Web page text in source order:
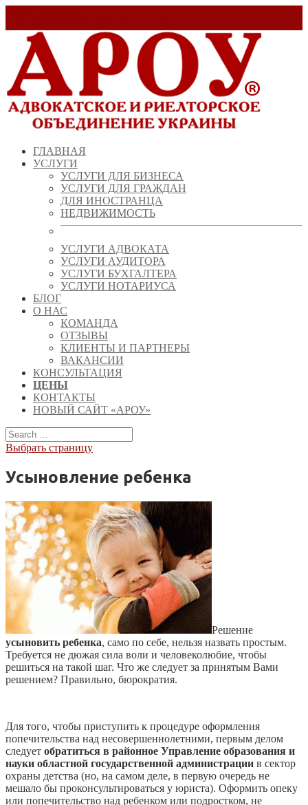
ГЛАВНАЯ
УСЛУГИ
УСЛУГИ ДЛЯ БИЗНЕСА
УСЛУГИ ДЛЯ ГРАЖДАН
ДЛЯ ИНОСТРАНЦА
НЕДВИЖИМОСТЬ
УСЛУГИ АДВОКАТА
УСЛУГИ АУДИТОРА
УСЛУГИ БУХГАЛТЕРА
УСЛУГИ НОТАРИУСА
БЛОГ
О НАС
КОМАНДА
ОТЗЫВЫ
КЛИЕНТЫ И ПАРТНЕРЫ
ВАКАНСИИ
КОНСУЛЬТАЦИЯ
ЦЕНЫ
КОНТАКТЫ
НОВЫЙ САЙТ «АРОУ»
Выбрать страницу
Усыновление ребенка
Решение
усыновить ребенка, само по себе, нельзя назвать простым.
Требуется не дюжая сила воли и человеколюбие, чтобы
решиться на такой шаг. Что же следует за принятым Вами
решением? Правильно, бюрократия.
Для того, чтобы приступить к процедуре оформления
попечительства над несовершеннолетними, первым делом
следует обратиться в районное Управление образования и
науки областной государственной администрации в сектор
охраны детства (но, на самом деле, в первую очередь не
мешало бы проконсультироваться у юриста). Оформить опеку
или попечительство над ребенком или подростком, не